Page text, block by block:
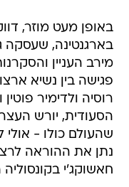
באופן מעט מוזר,
בארגנטינה,
מירב העניין
פגישה בין נשיא
רוסיה ולדימיר
הסעודית, יורש
שהעולם כולו -
נתן את ההוראה
חאשוקג'י